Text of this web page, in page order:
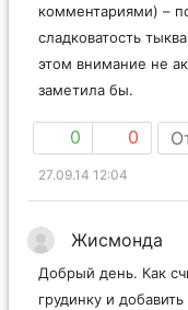
комментариями) –
сладковатость
этом внимание не
заметила бы.
0 0
27.09.14 12:04
Жисмонда
Добрый день. Как
грудинку и